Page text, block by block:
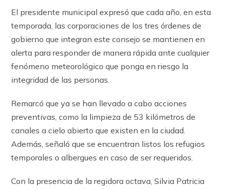
El presidente municipal expresó que cada año, en esta
temporada, las corporaciones de los tres órdenes de
gobierno que integran este consejo se mantienen en
alerta para responder de manera rápida ante cualquier
fenómeno meteorológico que ponga en riesgo la
integridad de las personas.
Remarcó que ya se han llevado a cabo acciones
preventivas, como la limpieza de 53 kilómetros de
canales a cielo abierto que existen en la ciudad.
Además, señaló que se encuentran listos los refugios
temporales o albergues en caso de ser requeridos.
Con la presencia de la regidora octava, Silvia Patricia